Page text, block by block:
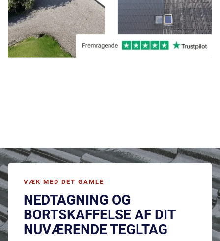
VÆK MED DET GAMLE
NEDTAGNING OG
BORTSKAFFELSE AF DIT
NUVÆRENDE TEGLTAG